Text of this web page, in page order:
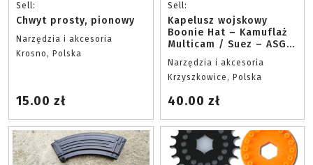
Sell:
Chwyt prosty, pionowy
Narzędzia i akcesoria
Krosno, Polska
15.00 zł
Sell:
Kapelusz wojskowy
Boonie Hat – Kamuflaż
Multicam / Suez – ASG,
Ryby, Survival
Narzędzia i akcesoria
Krzyszkowice, Polska
40.00 zł